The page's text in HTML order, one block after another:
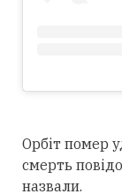
Орбіт помер
смерть
назвали.